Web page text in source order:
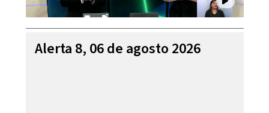
Alerta 8, 06 de agosto 2026